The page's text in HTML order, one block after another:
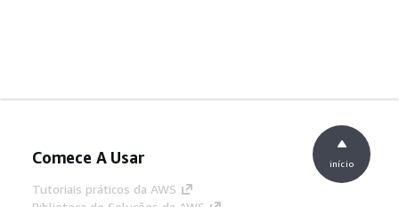
Comece A Usar
Tutoriais práticos da AWS
início